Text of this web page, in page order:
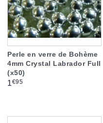
Perle en verre de Bohème
4mm Crystal Labrador Full
(x50)
Prix
1€95